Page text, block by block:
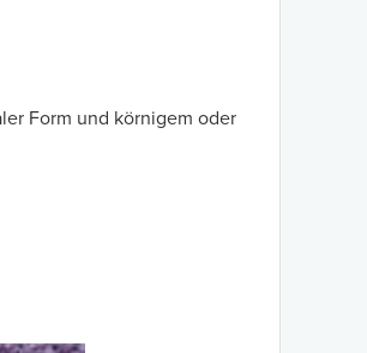
Form und körnigem oder